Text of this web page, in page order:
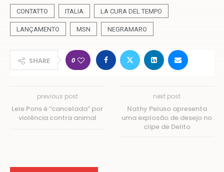
CONTATTO ITALIA LA CURA DEL TEMPO
LANÇAMENTO MSN NEGRAMARO
SHARE 0
previous post
Lele Pons é “cancelada” por
violência contra animal
next post
Nathy Peluso apresenta
uma explosão de desejo no
clipe de Delito